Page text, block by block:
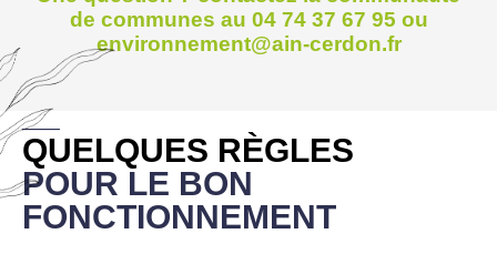
de communes au 04 74 37 67 95 ou
environnement@ain-cerdon.fr
__
QUELQUES RÈGLES
POUR LE BON
FONCTIONNEMENT